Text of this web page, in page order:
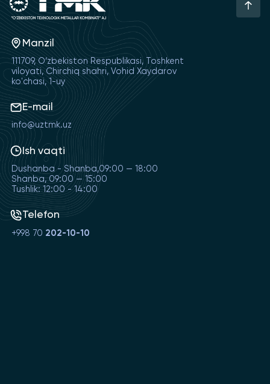
Manzil
111709, O‘zbekiston Respublikasi, Toshkent
viloyati, Chirchiq shahri, Vohid Xaydarov
ko'chasi, 1-uy
E-mail
info@uztmk.uz
Ish vaqti
Dushanba - Shanba,09:00 — 18:00
Shanba, 09:00 — 15:00
Tushlik: 12:00 - 14:00
Telefon
+998 70 202-10-10